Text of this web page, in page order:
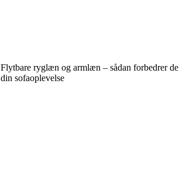
Flytbare ryglæn og armlæn – sådan forbedrer de
din sofaoplevelse